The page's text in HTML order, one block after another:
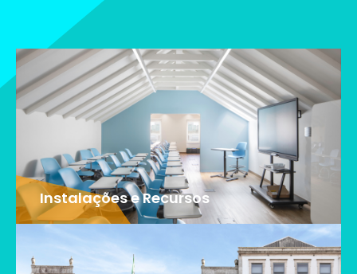
Instalações e Recursos